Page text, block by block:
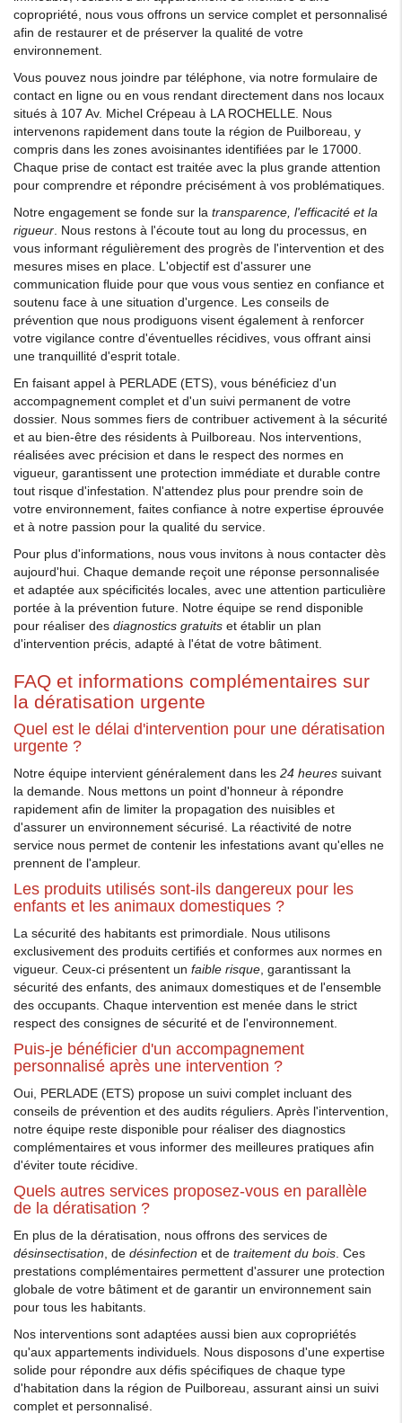
copropriété, nous vous offrons un service complet et personnalisé
afin de restaurer et de préserver la qualité de votre
environnement.
Vous pouvez nous joindre par téléphone, via notre formulaire de
contact en ligne ou en vous rendant directement dans nos locaux
situés à 107 Av. Michel Crépeau à LA ROCHELLE. Nous
intervenons rapidement dans toute la région de Puilboreau, y
compris dans les zones avoisinantes identifiées par le 17000.
Chaque prise de contact est traitée avec la plus grande attention
pour comprendre et répondre précisément à vos problématiques.
Notre engagement se fonde sur la transparence, l'efficacité et la
rigueur . Nous restons à l'écoute tout au long du processus, en
vous informant régulièrement des progrès de l'intervention et des
mesures mises en place. L'objectif est d'assurer une
communication fluide pour que vous vous sentiez en confiance et
soutenu face à une situation d'urgence. Les conseils de
prévention que nous prodiguons visent également à renforcer
votre vigilance contre d'éventuelles récidives, vous offrant ainsi
une tranquillité d'esprit totale.
En faisant appel à PERLADE (ETS), vous bénéficiez d'un
accompagnement complet et d'un suivi permanent de votre
dossier. Nous sommes fiers de contribuer activement à la sécurité
et au bien-être des résidents à Puilboreau. Nos interventions,
réalisées avec précision et dans le respect des normes en
vigueur, garantissent une protection immédiate et durable contre
tout risque d'infestation. N'attendez plus pour prendre soin de
votre environnement, faites confiance à notre expertise éprouvée
et à notre passion pour la qualité du service.
Pour plus d'informations, nous vous invitons à nous contacter dès
aujourd'hui. Chaque demande reçoit une réponse personnalisée
et adaptée aux spécificités locales, avec une attention particulière
portée à la prévention future. Notre équipe se rend disponible
pour réaliser des diagnostics gratuits et établir un plan
d'intervention précis, adapté à l'état de votre bâtiment.
FAQ et informations complémentaires sur
la dératisation urgente
Quel est le délai d'intervention pour une dératisation
urgente ?
Notre équipe intervient généralement dans les 24 heures suivant
la demande. Nous mettons un point d'honneur à répondre
rapidement afin de limiter la propagation des nuisibles et
d'assurer un environnement sécurisé. La réactivité de notre
service nous permet de contenir les infestations avant qu'elles ne
prennent de l'ampleur.
Les produits utilisés sont-ils dangereux pour les
enfants et les animaux domestiques ?
La sécurité des habitants est primordiale. Nous utilisons
exclusivement des produits certifiés et conformes aux normes en
vigueur. Ceux-ci présentent un faible risque , garantissant la
sécurité des enfants, des animaux domestiques et de l'ensemble
des occupants. Chaque intervention est menée dans le strict
respect des consignes de sécurité et de l'environnement.
Puis-je bénéficier d'un accompagnement
personnalisé après une intervention ?
Oui, PERLADE (ETS) propose un suivi complet incluant des
conseils de prévention et des audits réguliers. Après l'intervention,
notre équipe reste disponible pour réaliser des diagnostics
complémentaires et vous informer des meilleures pratiques afin
d'éviter toute récidive.
Quels autres services proposez-vous en parallèle
de la dératisation ?
En plus de la dératisation, nous offrons des services de
désinsectisation , de désinfection et de traitement du bois . Ces
prestations complémentaires permettent d'assurer une protection
globale de votre bâtiment et de garantir un environnement sain
pour tous les habitants.
Nos interventions sont adaptées aussi bien aux copropriétés
qu'aux appartements individuels. Nous disposons d'une expertise
solide pour répondre aux défis spécifiques de chaque type
d'habitation dans la région de Puilboreau, assurant ainsi un suivi
complet et personnalisé.